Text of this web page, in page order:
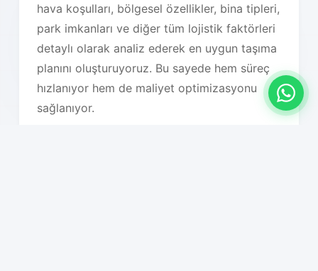
hava koşulları, bölgesel özellikler, bina tipleri,
park imkanları ve diğer tüm lojistik faktörleri
detaylı olarak analiz ederek en uygun taşıma
planını oluşturuyoruz. Bu sayede hem süreç
hızlanıyor hem de maliyet optimizasyonu
sağlanıyor.